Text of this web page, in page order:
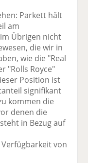
Parkett hält
am
Übrigen nicht
die wir in
wie die "Real
"Rolls Royce"
Position ist
signifikant
kommen die
denen die
in Bezug auf
von